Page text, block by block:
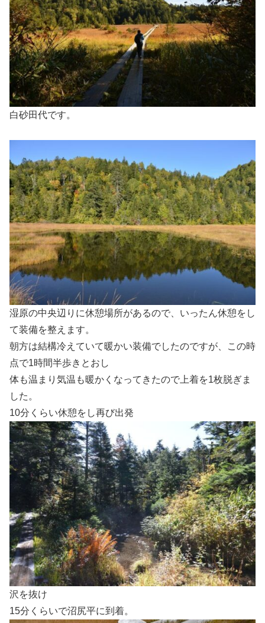
白砂田代です。
湿原の中央辺りに休憩場所があるので、いったん休憩をし
て装備を整えます。
朝方は結構冷えていて暖かい装備でしたのですが、この時
点で1時間半歩きとおし
体も温まり気温も暖かくなってきたので上着を1枚脱ぎま
した。
10分くらい休憩をし再び出発
沢を抜け
15分くらいで沼尻平に到着。